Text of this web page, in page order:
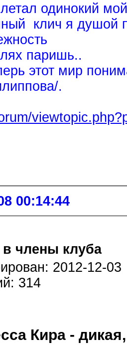
одинокий
клич я душой
паришь..
этот мир
.
00:14:44
в члены клуба
2012-12-03
314
Кира -